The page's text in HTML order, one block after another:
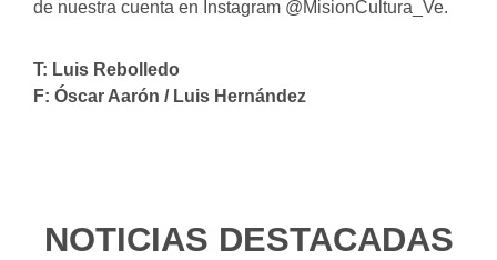
de nuestra cuenta en Instagram @MisionCultura_Ve.
T: Luis Rebolledo
F: Óscar Aarón / Luis Hernández
NOTICIAS DESTACADAS